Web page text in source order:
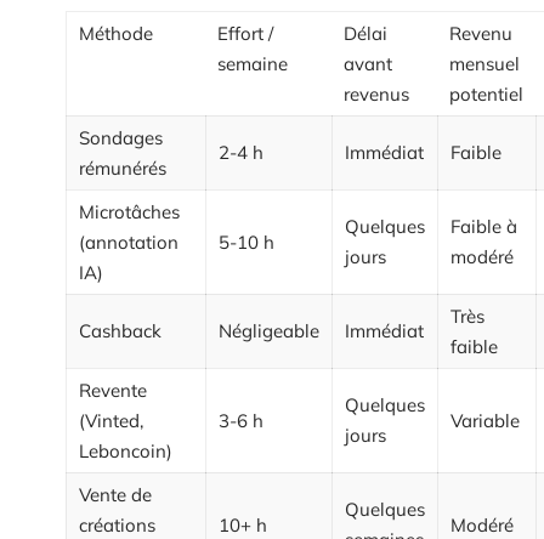
Méthode
Effort /
semaine
Délai
avant
revenus
Revenu
mensuel
potentiel
Sondages
rémunérés
2-4 h Immédiat Faible
Microtâches
(annotation
IA)
5-10 h
Quelques
jours
Faible à
modéré
Cashback Négligeable Immédiat
Très
faible
Revente
(Vinted,
Leboncoin)
3-6 h
Quelques
jours
Variable
Vente de
créations
10+ h
Quelques
Modéré